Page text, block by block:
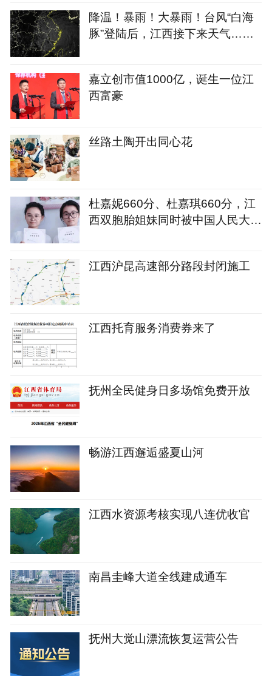
降温！暴雨！大暴雨！台风“白海
豚”登陆后，江西接下来天气……
嘉立创市值1000亿，诞生一位江
西富豪
丝路土陶开出同心花
杜嘉妮660分、杜嘉琪660分，江
西双胞胎姐妹同时被中国人民大学
江西沪昆高速部分路段封闭施工
江西托育服务消费券来了
抚州全民健身日多场馆免费开放
畅游江西邂逅盛夏山河
江西水资源考核实现八连优收官
南昌圭峰大道全线建成通车
抚州大觉山漂流恢复运营公告